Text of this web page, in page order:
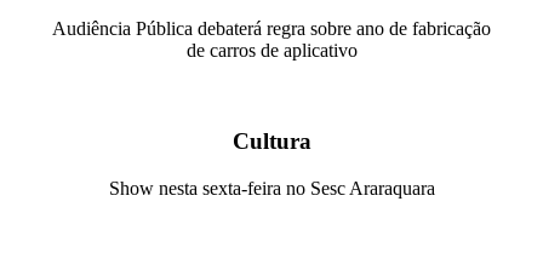
Audiência Pública debaterá regra sobre ano de fabricação
de carros de aplicativo
Cultura
Show nesta sexta-feira no Sesc Araraquara